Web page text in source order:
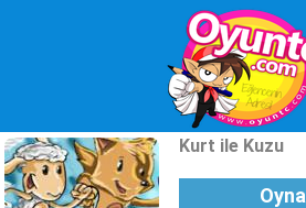
Kurt ile Kuzu
Oyna